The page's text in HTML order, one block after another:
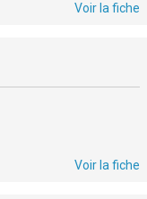
Voir la fiche
Voir la fiche